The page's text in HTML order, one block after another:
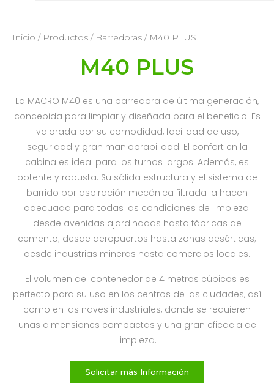
Inicio / Productos / Barredoras / M40 PLUS
M40 PLUS
La MACRO M40 es una barredora de última generación,
concebida para limpiar y diseñada para el beneficio. Es
valorada por su comodidad, facilidad de uso,
seguridad y gran maniobrabilidad. El confort en la
cabina es ideal para los turnos largos. Además, es
potente y robusta. Su sólida estructura y el sistema de
barrido por aspiración mecánica filtrada la hacen
adecuada para todas las condiciones de limpieza:
desde avenidas ajardinadas hasta fábricas de
cemento; desde aeropuertos hasta zonas desérticas;
desde industrias mineras hasta comercios locales.
El volumen del contenedor de 4 metros cúbicos es
perfecto para su uso en los centros de las ciudades, así
como en las naves industriales, donde se requieren
unas dimensiones compactas y una gran eficacia de
limpieza.
Solicitar más Información